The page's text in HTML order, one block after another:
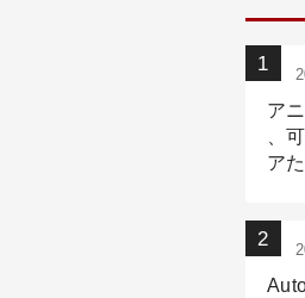
ア
、
ア